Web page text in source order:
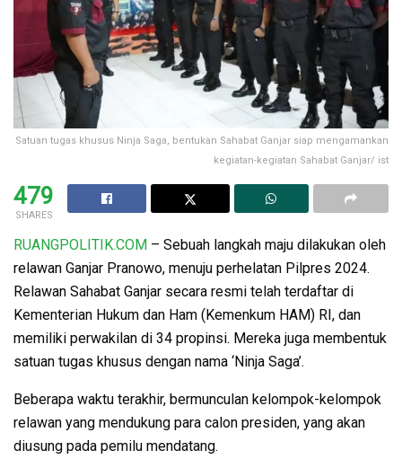
Satuan tugas khusus Ninja Saga, bentukan Sahabat Ganjar siap mengamankan
kegiatan-kegiatan Sahabat Ganjar/ ist
479
SHARES
RUANGPOLITIK.COM – Sebuah langkah maju dilakukan oleh
relawan Ganjar Pranowo, menuju perhelatan Pilpres 2024.
Relawan Sahabat Ganjar secara resmi telah terdaftar di
Kementerian Hukum dan Ham (Kemenkum HAM) RI, dan
memiliki perwakilan di 34 propinsi. Mereka juga membentuk
satuan tugas khusus dengan nama ‘Ninja Saga’.
Beberapa waktu terakhir, bermunculan kelompok-kelompok
relawan yang mendukung para calon presiden, yang akan
diusung pada pemilu mendatang.